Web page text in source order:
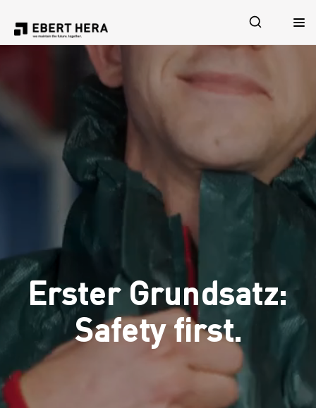
Sicherheit
Unternehmen
Karriere
Jetzt Kontakt aufnehmen
Erster Grundsatz:
Safety first.